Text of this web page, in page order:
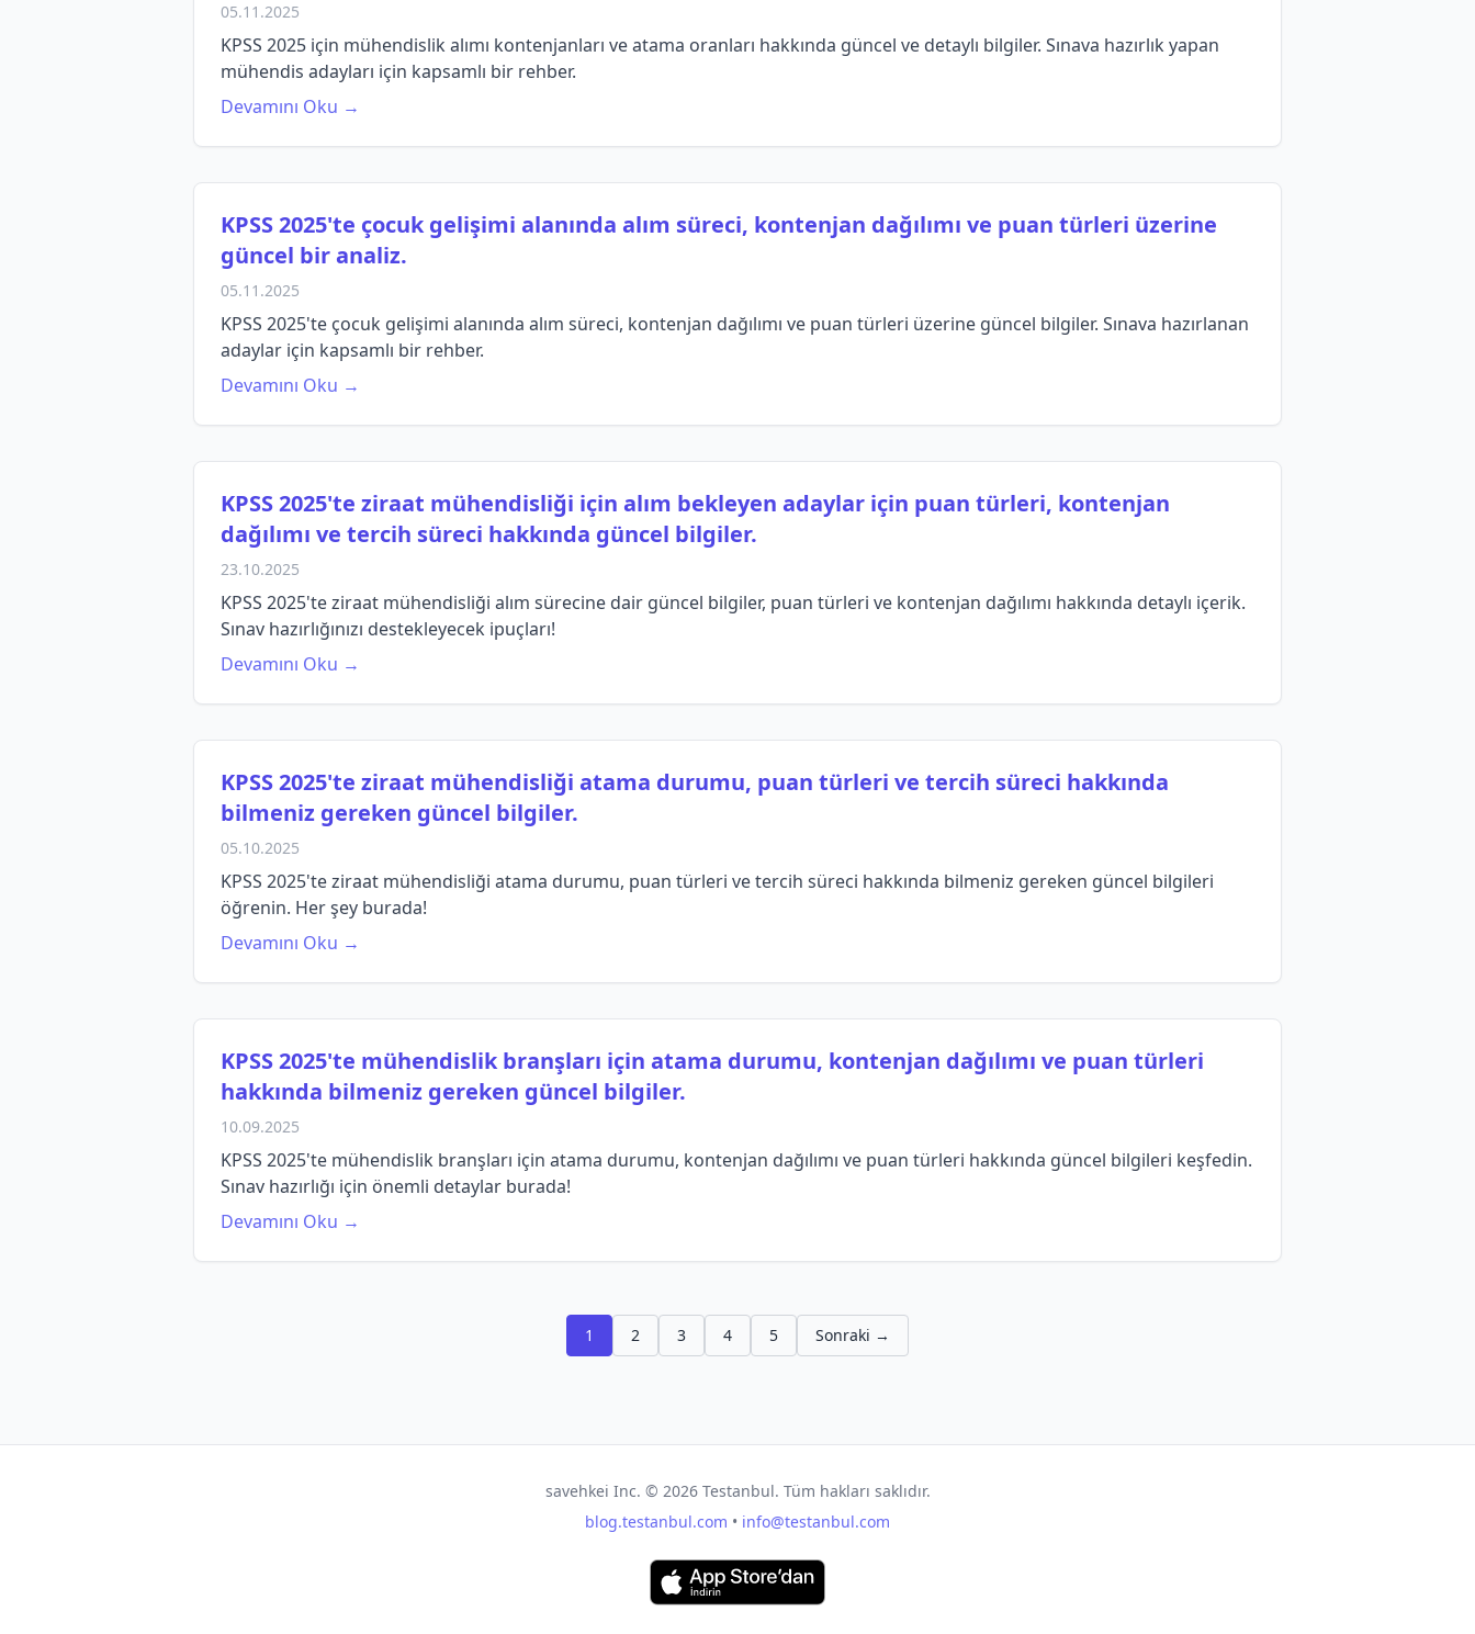
05.11.2025
KPSS 2025 için mühendislik alımı kontenjanları ve atama oranları hakkında güncel ve detaylı bilgiler. Sınava hazırlık yapan
mühendis adayları için kapsamlı bir rehber.
Devamını Oku →
KPSS 2025'te çocuk gelişimi alanında alım süreci, kontenjan dağılımı ve puan türleri üzerine
güncel bir analiz.
05.11.2025
KPSS 2025'te çocuk gelişimi alanında alım süreci, kontenjan dağılımı ve puan türleri üzerine güncel bilgiler. Sınava hazırlanan
adaylar için kapsamlı bir rehber.
Devamını Oku →
KPSS 2025'te ziraat mühendisliği için alım bekleyen adaylar için puan türleri, kontenjan
dağılımı ve tercih süreci hakkında güncel bilgiler.
23.10.2025
KPSS 2025'te ziraat mühendisliği alım sürecine dair güncel bilgiler, puan türleri ve kontenjan dağılımı hakkında detaylı içerik.
Sınav hazırlığınızı destekleyecek ipuçları!
Devamını Oku →
KPSS 2025'te ziraat mühendisliği atama durumu, puan türleri ve tercih süreci hakkında
bilmeniz gereken güncel bilgiler.
05.10.2025
KPSS 2025'te ziraat mühendisliği atama durumu, puan türleri ve tercih süreci hakkında bilmeniz gereken güncel bilgileri
öğrenin. Her şey burada!
Devamını Oku →
KPSS 2025'te mühendislik branşları için atama durumu, kontenjan dağılımı ve puan türleri
hakkında bilmeniz gereken güncel bilgiler.
10.09.2025
KPSS 2025'te mühendislik branşları için atama durumu, kontenjan dağılımı ve puan türleri hakkında güncel bilgileri keşfedin.
Sınav hazırlığı için önemli detaylar burada!
Devamını Oku →
1 2 3 4 5 Sonraki →
savehkei Inc. © 2026Testanbul. Tüm hakları saklıdır.
blog.testanbul.com • info@testanbul.com